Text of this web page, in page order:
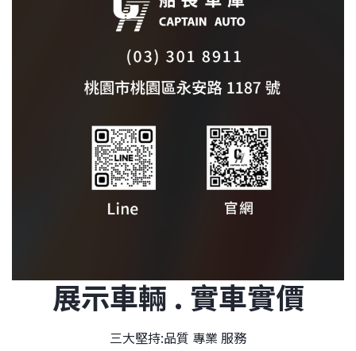
展示車輛 . 實車實價
三大堅持:品質 專業 服務